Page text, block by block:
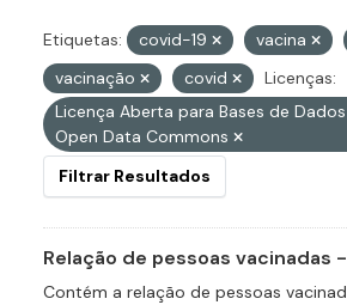
Etiquetas: covid-19 vacina
vacinação
covid
Licenças:
Licença Aberta para Bases de
Open Data Commons
Filtrar Resultados
Relação de pessoas vacinadas
Contém a relação de pessoas